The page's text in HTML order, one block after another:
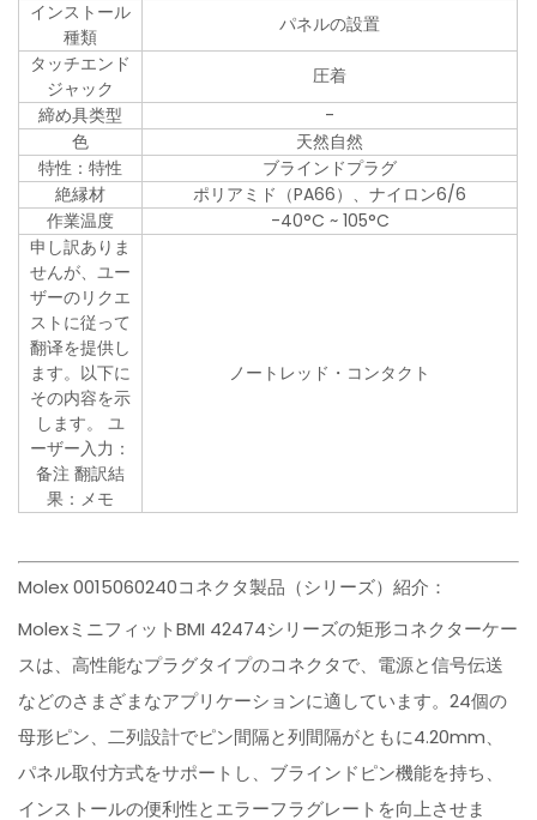
インストール
種類
パネルの設置
タッチエンド
ジャック
圧着
締め具类型
-
色
天然自然
特性：特性
ブラインドプラグ
絶縁材
ポリアミド（PA66）、ナイロン6/6
作業温度
-40°C ~ 105°C
申し訳ありま
せんが、ユー
ザーのリクエ
ストに従って
翻译を提供し
ます。以下に
その内容を示
します。 ユ
ーザー入力：
备注 翻訳結
果：メモ
ノートレッド・コンタクト
Molex 0015060240コネクタ製品（シリーズ）紹介：
MolexミニフィットBMI 42474シリーズの矩形コネクターケー
スは、高性能なプラグタイプのコネクタで、電源と信号伝送
などのさまざまなアプリケーションに適しています。24個の
母形ピン、二列設計でピン間隔と列間隔がともに4.20mm、
パネル取付方式をサポートし、ブラインドピン機能を持ち、
インストールの便利性とエラーフラグレートを向上させま